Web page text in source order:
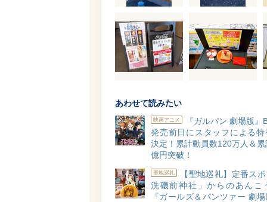
あわせて読みたい
映画アニメ
『ガルパン 劇場版』
発売前日にスタッフによる特
決定！累計動員数120万人＆
億円突破！
聖地巡礼
【聖地巡礼】定番ス
洗磯前神社」からのあんこ
『ガールズ＆パンツァー 劇